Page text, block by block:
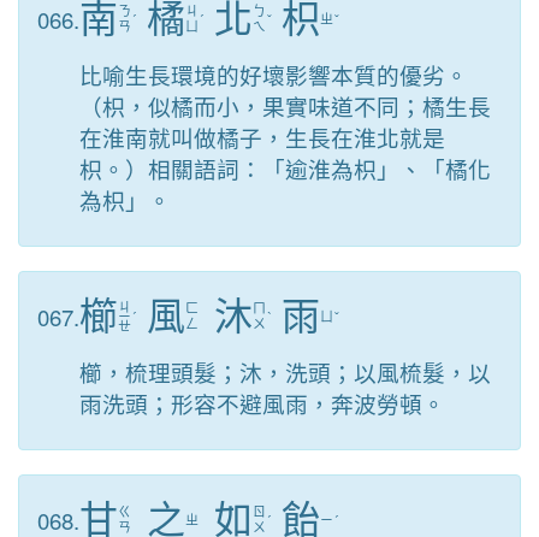
066.南 ㄋ
ㄢ ˊ 橘 ㄐ
ˊ 北 ㄅ
ㄟ ˇ 枳 ㄓˇ
比喻生長環境的好壞影響本質的優劣。
（枳，似橘而小，果實味道不同；橘生長
在淮南就叫做橘子，生長在淮北就是
枳。）相關語詞：「逾淮為枳」、「橘化
為枳」。
067.櫛 ㄐ
ㄧ
ㄝ
ˊ 風 ㄈ
ㄥ
沐 ㄇ
ㄨ ˋ 雨 ˇ
櫛，梳理頭髮；沐，洗頭；以風梳髮，以
雨洗頭；形容不避風雨，奔波勞頓。
068.甘ㄍ
ㄢ
之 ㄓ 如 ㄖ
ㄨ ˊ 飴ㄧ ˊ